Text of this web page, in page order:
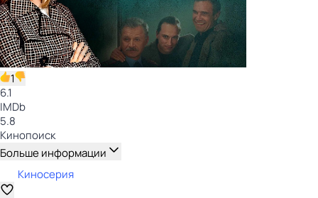
1
6.1
IMDb
5.8
Кинопоиск
Больше информации
Киносерия